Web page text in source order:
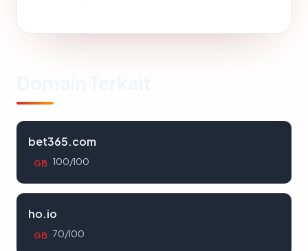
bet365.com
GB 100/100
ho.io
GB 70/100